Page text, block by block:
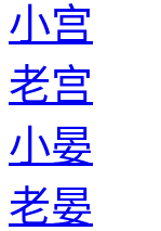
小宫
老宫
小晏
老晏